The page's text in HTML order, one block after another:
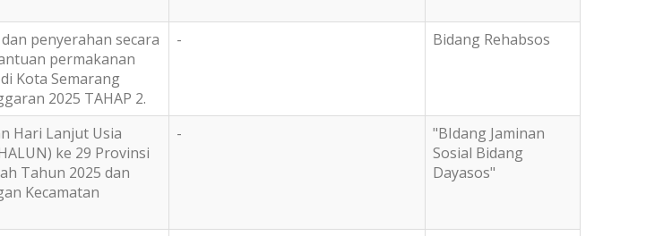
penyerahan secara
permakanan
Kota Semarang
2025 TAHAP 2.
- Bidang Rehabsos
Hari Lanjut Usia
ke 29 Provinsi
Tahun 2025 dan
Kecamatan
-
"BIdang Jaminan
Sosial Bidang
Dayasos"